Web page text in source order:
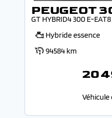
PEUGEOT
GT HYBRID4 300 E-EAT8
Hybride essence
94584 km
20
Véhicule